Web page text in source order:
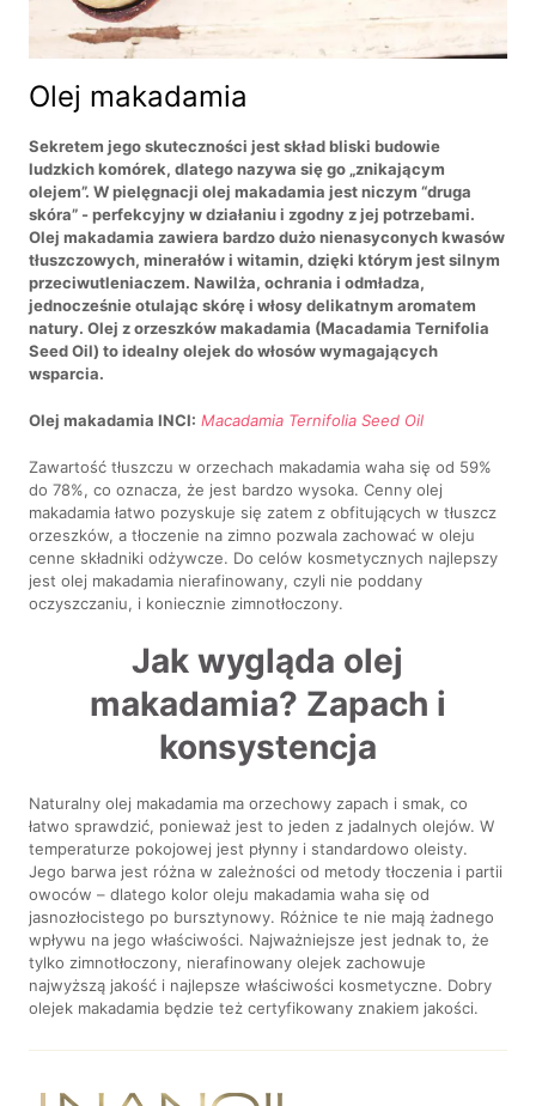
Olej makadamia
Sekretem jego skuteczności jest skład bliski budowie
ludzkich komórek, dlatego nazywa się go „znikającym
olejem”. W pielęgnacji olej makadamia jest niczym “druga
skóra” - perfekcyjny w działaniu i zgodny z jej potrzebami.
Olej makadamia zawiera bardzo dużo nienasyconych kwasów
tłuszczowych, minerałów i witamin, dzięki którym jest silnym
przeciwutleniaczem. Nawilża, ochrania i odmładza,
jednocześnie otulając skórę i włosy delikatnym aromatem
natury. Olej z orzeszków makadamia (Macadamia Ternifolia
Seed Oil) to idealny olejek do włosów wymagających
wsparcia.
Olej makadamia INCI: Macadamia Ternifolia Seed Oil
Zawartość tłuszczu w orzechach makadamia waha się od 59%
do 78%, co oznacza, że jest bardzo wysoka. Cenny olej
makadamia łatwo pozyskuje się zatem z obfitujących w tłuszcz
orzeszków, a tłoczenie na zimno pozwala zachować w oleju
cenne składniki odżywcze. Do celów kosmetycznych najlepszy
jest olej makadamia nierafinowany, czyli nie poddany
oczyszczaniu, i koniecznie zimnotłoczony.
Jak wygląda olej
makadamia? Zapach i
konsystencja
Naturalny olej makadamia ma orzechowy zapach i smak, co
łatwo sprawdzić, ponieważ jest to jeden z jadalnych olejów. W
temperaturze pokojowej jest płynny i standardowo oleisty.
Jego barwa jest różna w zależności od metody tłoczenia i partii
owoców – dlatego kolor oleju makadamia waha się od
jasnozłocistego po bursztynowy. Różnice te nie mają żadnego
wpływu na jego właściwości. Najważniejsze jest jednak to, że
tylko zimnotłoczony, nierafinowany olejek zachowuje
najwyższą jakość i najlepsze właściwości kosmetyczne. Dobry
olejek makadamia będzie też certyfikowany znakiem jakości.